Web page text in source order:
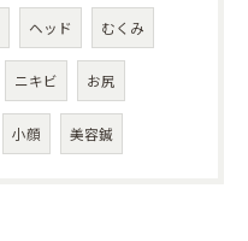
ヘッド むくみ
ニキビ お尻
小顔 美容鍼